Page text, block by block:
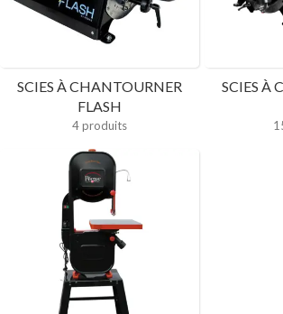
SCIES À CHANTOURNER
FLASH
4 produits
SCIES À